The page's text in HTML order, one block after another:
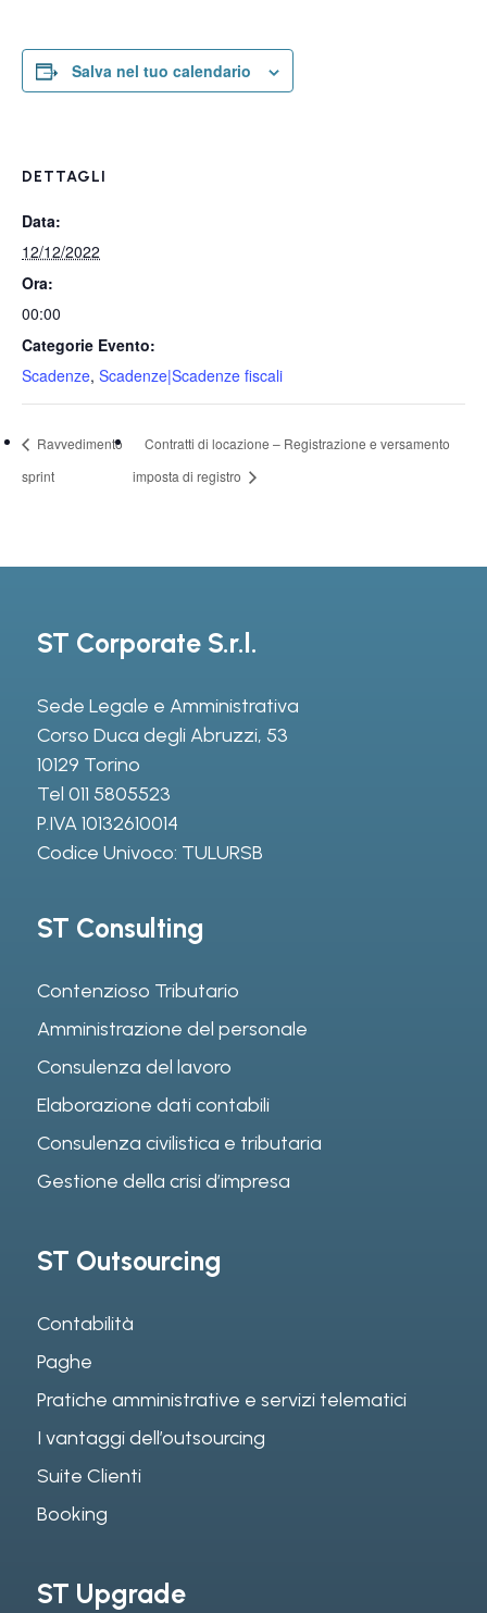
Salva nel tuo calendario
DETTAGLI
Data:
12/12/2022
Ora:
00:00
Categorie Evento:
Scadenze, Scadenze|Scadenze fiscali
Ravvedimento
sprint
Contratti di locazione – Registrazione e versamento
imposta di registro
ST Corporate S.r.l.
Sede Legale e Amministrativa
Corso Duca degli Abruzzi, 53
10129 Torino
Tel 011 5805523
P.IVA 10132610014
Codice Univoco: TULURSB
ST Consulting
Contenzioso Tributario
Amministrazione del personale
Consulenza del lavoro
Elaborazione dati contabili
Consulenza civilistica e tributaria
Gestione della crisi d’impresa
ST Outsourcing
Contabilità
Paghe
Pratiche amministrative e servizi telematici
I vantaggi dell’outsourcing
Suite Clienti
Booking
ST Upgrade